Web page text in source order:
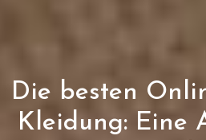
Die besten
Kleidung: Eine